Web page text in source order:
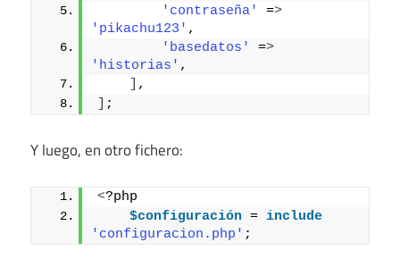
'contraseña'
=>
'pikachu123' ,
'basedatos'
=>
'historias' ,
,
;
Y luego, en otro fichero:
<?php
$configuración = include
'configuracion.php' ;